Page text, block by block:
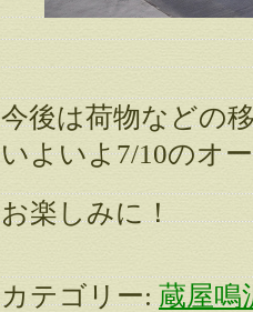
今後は荷物などの
いよいよ7/10のオ
お楽しみに！
カテゴリー: 蔵屋鳴